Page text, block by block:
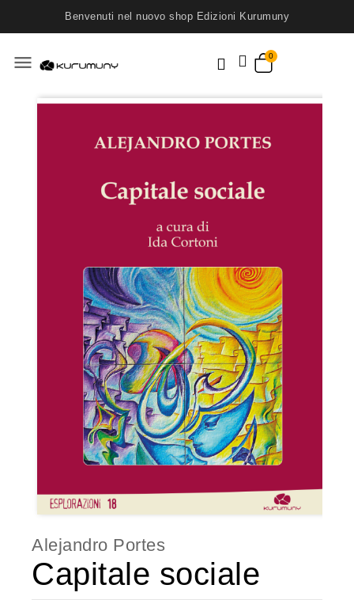
Benvenuti nel nuovo shop Edizioni Kurumuny
menu
Alejandro Portes
Capitale sociale